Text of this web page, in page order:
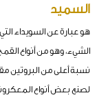
السميد
هو عبارة عن السويداء
الشيء، وهو من أنواع
نسبة أعلى من البروتين
لصنع بعض أنواع